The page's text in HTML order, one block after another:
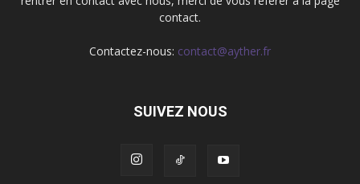
contact.
Contactez-nous: contact@ayther.fr
SUIVEZ NOUS